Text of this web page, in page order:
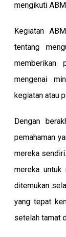
mengikuti
Kegiatan
tentang
memberikan
mengenai
kegiatan atau
Dengan
pemahaman
mereka
mereka untuk
ditemukan
yang tepat
setelah tamat